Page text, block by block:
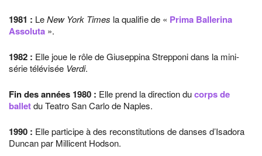
1981 : LeNew York Times la qualifie de « Prima Ballerina
Assoluta ».
1982 : Elle joue le rôle de Giuseppina Strepponi dans la mini-
série télévisée Verdi.
Fin des années 1980 : Elle prend la direction ducorps de
balletdu Teatro San Carlo de Naples.
1990 : Elle participe à des reconstitutions de danses d’Isadora
Duncan par Millicent Hodson.